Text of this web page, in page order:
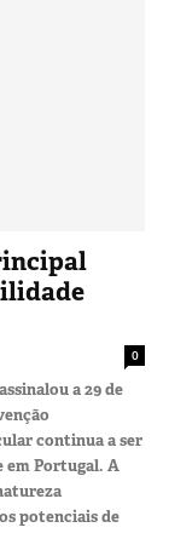
0
a 29 de
continua a ser
em Portugal. A
potenciais de